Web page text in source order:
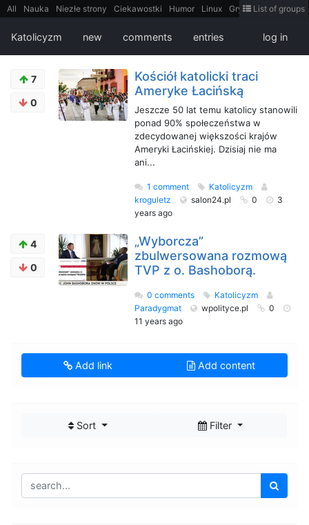
All Nauka Niezłe strony Ciekawostki Humor Linux Gry
Teh
Bezpieczeństwo
Książki Sugestie FotoHistoria
Truelolcontent
Matematyka
FilmyDokumentalne
gify
Cytaty Mapy Film Android itt Tradycyjne gry
List of groups
Katolicyzm new comments entries log in
7
0
Kościół katolicki traci
Ameryke Łacińską
Jeszcze 50 lat temu katolicy stanowili
ponad 90% społeczeństwa w
zdecydowanej większości krajów
Ameryki Łacińskiej. Dzisiaj nie ma
ani...
1 comment
Katolicyzm
kroguletz
salon24.pl 0
3
years ago
4
0
„Wyborcza”
zbulwersowana rozmową
TVP z o. Bashoborą.
0 comments
Katolicyzm
Paradygmat
wpolityce.pl
0
11 years ago
Add link Add content
Sort Filter